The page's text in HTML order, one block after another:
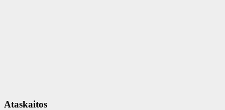
Ataskaitos